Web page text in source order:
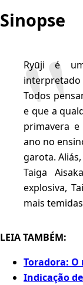
Sinopse
Ryūji é
interpretado
Todos
e que a
primavera
ano no
garota.
Taiga
explosiva,
mais
LEIA TAMBÉM:
Toradora:
Indicação